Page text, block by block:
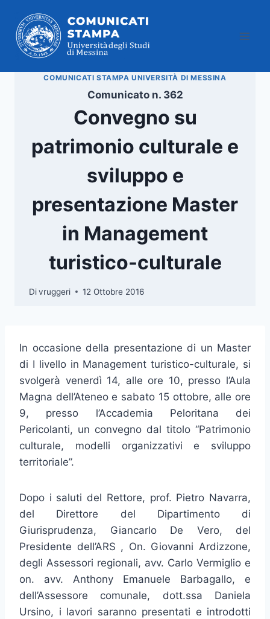
contenuto
COMUNICATI STAMPA UNIVERSITÀ DI MESSINA
Comunicato n. 362
Convegno su
patrimonio culturale e
sviluppo e
presentazione Master
in Management
turistico-culturale
Divruggeri 12 Ottobre 2016
In occasione della presentazione di un Master
di I livello in Management turistico-culturale, si
svolgerà venerdì 14, alle ore 10, presso l’Aula
Magna dell’Ateneo e sabato 15 ottobre, alle ore
9, presso l’Accademia Peloritana dei
Pericolanti, un convegno dal titolo “Patrimonio
culturale, modelli organizzativi e sviluppo
territoriale”.
Dopo i saluti del Rettore, prof. Pietro Navarra,
del Direttore del Dipartimento di
Giurisprudenza, Giancarlo De Vero, del
Presidente dell’ARS , On. Giovanni Ardizzone,
degli Assessori regionali, avv. Carlo Vermiglio e
on. avv. Anthony Emanuele Barbagallo, e
dell’Assessore comunale, dott.ssa Daniela
Ursino, i lavori saranno presentati e introdotti